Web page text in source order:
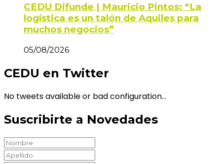
CEDU Difunde | Mauricio Pintos: “La
logística es un talón de Aquiles para
muchos negocios”
05/08/2026
CEDU en Twitter
No tweets available or bad configuration...
Suscribirte a Novedades